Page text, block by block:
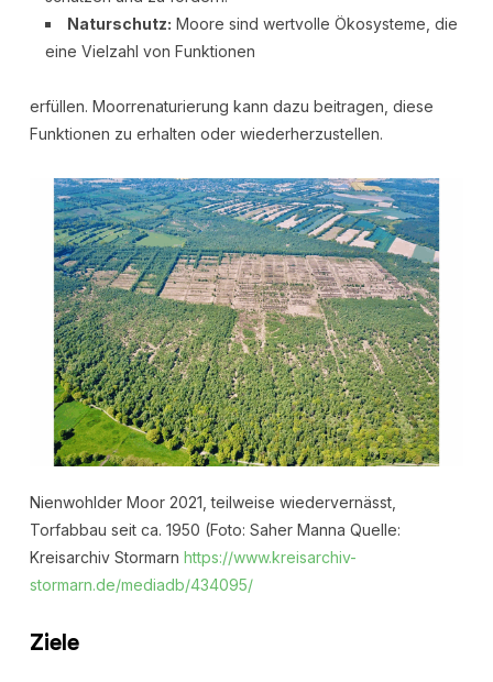
Naturschutz: Moore sind wertvolle Ökosysteme, die
eine Vielzahl von Funktionen
erfüllen. Moorrenaturierung kann dazu beitragen, diese
Funktionen zu erhalten oder wiederherzustellen.
Nienwohlder Moor 2021, teilweise wiedervernässt,
Torfabbau seit ca. 1950 (Foto: Saher Manna Quelle:
Kreisarchiv Stormarn https://www.kreisarchiv-
stormarn.de/mediadb/434095/
Ziele